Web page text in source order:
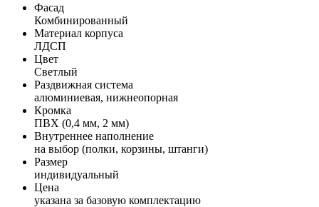
Фасад
Комбинированный
Материал корпуса
ЛДСП
Цвет
Светлый
Раздвижная система
алюминиевая, нижнеопорная
Кромка
ПВХ (0,4 мм, 2 мм)
Внутреннее наполнение
на выбор (полки, корзины, штанги)
Размер
индивидуальный
Цена
указана за базовую комплектацию